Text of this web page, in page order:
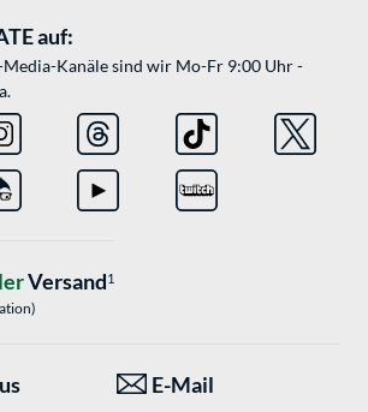
auf:
Media-Kanäle sind wir Mo-Fr 9:00 Uhr -
Versand1
E-Mail